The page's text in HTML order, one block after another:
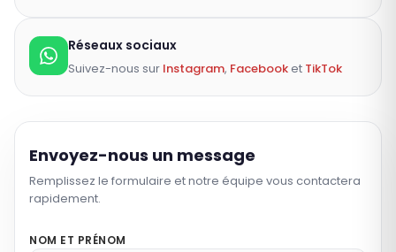
Réseaux sociaux
Suivez-nous sur Instagram, Facebook et TikTok
Envoyez-nous un message
Remplissez le formulaire et notre équipe vous contactera
rapidement.
NOM ET PRÉNOM